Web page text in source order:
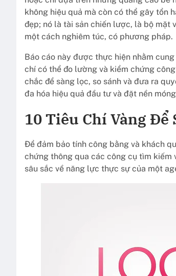
không hiệu quả mà còn có thể gây tổn
đẹp; nó là tài sản chiến lược, là bộ mặt
một cách nghiêm túc, có phương pháp.
Báo cáo này được thực hiện nhằm
chí có thể đo lường và kiểm chứng
chắc để sàng lọc, so sánh và đưa ra
đa hóa hiệu quả đầu tư và đặt nền
10 Tiêu Chí Vàng Để
Để đảm bảo tính công bằng và khách
chứng thông qua các công cụ tìm kiếm
sâu sắc về năng lực thực sự của một